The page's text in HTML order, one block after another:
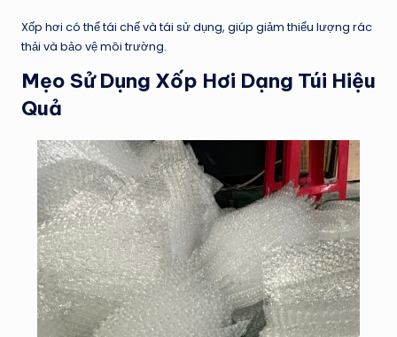
Xốp hơi có thể tái chế và tái sử dụng, giúp giảm thiểu lượng rác
thải và bảo vệ môi trường.
Mẹo Sử Dụng Xốp Hơi Dạng Túi Hiệu
Quả